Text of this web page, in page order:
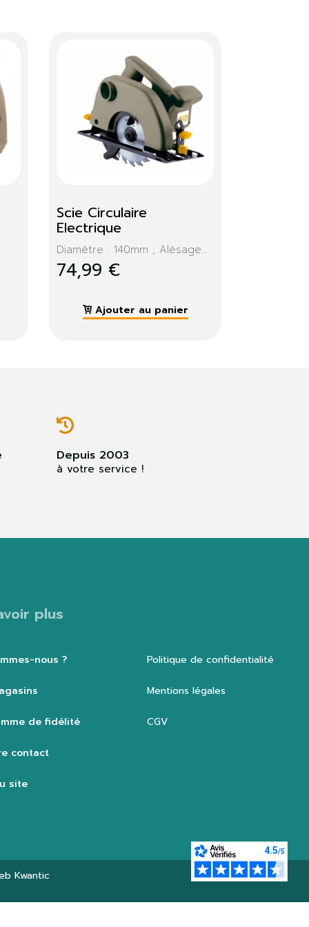
Disque Diamante
Segment 230Mm
Ce disque dimant à jante
segmentée...
24,99 €
Ajouter au panier
Depuis 2003
à votre service !
plus
nous ?
de fidélité
contact
site
Politique de confidentialité
Mentions légales
CGV
Kwantic